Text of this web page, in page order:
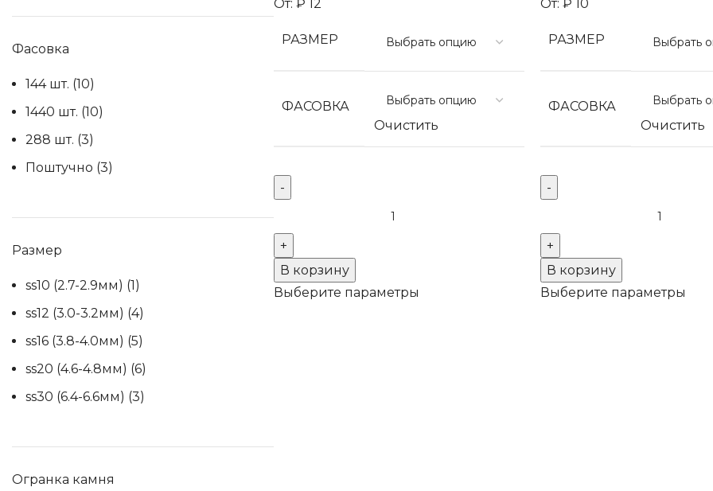
Фасовка
144 шт. (10)
1440 шт. (10)
288 шт. (3)
Поштучно (3)
Размер
ss10 (2.7-2.9мм) (1)
ss12 (3.0-3.2мм) (4)
ss16 (3.8-4.0мм) (5)
ss20 (4.6-4.8мм) (6)
ss30 (6.4-6.6мм) (3)
Огранка камня
От: ₽ 12
РАЗМЕР
ФАСОВКА
Очистить
Термоклеевые
стразы
Crystal
В корзину
Выберите параметры
От: ₽ 10
РАЗМЕР
ФАСОВКА
Очистить
Термоклеевые
стразы
Crystal
В корзину
Выберите параметры